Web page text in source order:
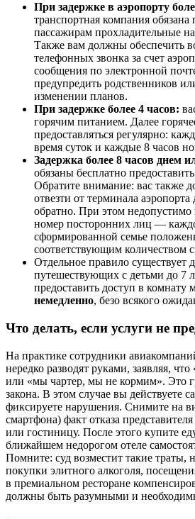
При задержке в аэропорту
транспортная компания обязана
пассажирам прохладительные
Также вам должны обеспечить
телефонных звонка за счет
сообщения по электронной
предупредить родственников
изменении планов.
При задержке более 4 часов:
горячим питанием. Далее
предоставляться регулярно:
время суток и каждые 8 часов
Задержка более 8 часов днем
обязаны бесплатно
Обратите внимание: вас также
отвезти от терминала
обратно. При этом недопустимо
номер посторонних лиц —
сформированной семье
соответствующим количеством
Отдельное правило существует
путешествующих с детьми до 7
предоставить доступ в комнату
немедленно, безо всякого
Что делать, если услуги не
На практике сотрудники
нередко разводят руками, заявляя,
или «мы чартер, мы не кормим». Это
закона. В этом случае вы действуете
фиксируете нарушения. Снимите на
смартфона) факт отказа
или гостиницу. После этого купите
ближайшем недорогом отеле
Помните: суд возместит такие траты,
покупки элитного алкоголя,
в премиальном ресторане
должны быть разумными и